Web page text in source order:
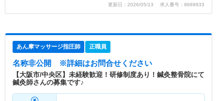
更新日：2026/05/13 求人番号：9689933
あん摩マッサージ指圧師 正職員
名称非公開 ※詳細はお問合せください
【大阪市/中央区】未経験歓迎！研修制度あり！鍼灸整骨院にて
鍼灸師さんの募集です♪